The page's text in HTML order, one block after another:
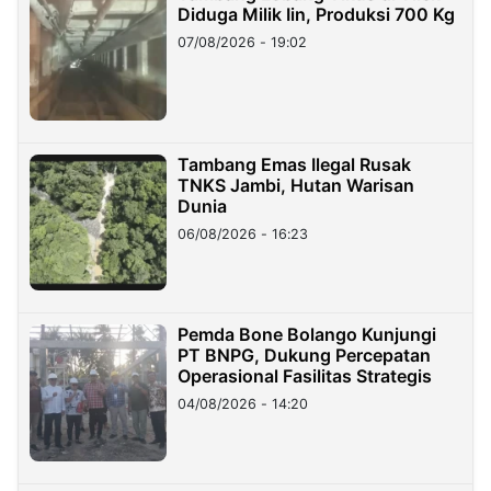
Diduga Milik Iin, Produksi 700 Kg
07/08/2026 - 19:02
Tambang Emas Ilegal Rusak
TNKS Jambi, Hutan Warisan
Dunia
06/08/2026 - 16:23
Pemda Bone Bolango Kunjungi
PT BNPG, Dukung Percepatan
Operasional Fasilitas Strategis
04/08/2026 - 14:20